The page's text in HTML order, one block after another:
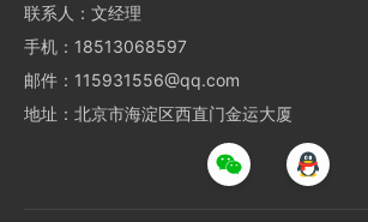
联系人：文经理
手机：18513068597
邮件：115931556@qq.com
地址：北京市海淀区西直门金运大厦